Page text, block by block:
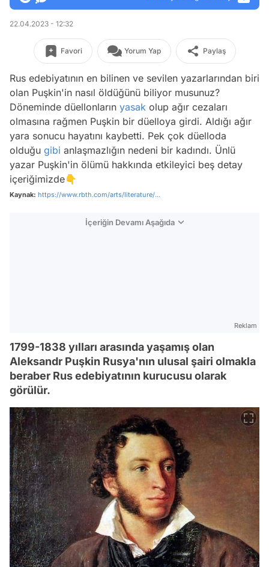
22.04.2023 - 12:32
Favori Yorum Yap Paylaş
Rus edebiyatının en bilinen ve sevilen yazarlarından biri
olan Puşkin'in nasıl öldüğünü biliyor musunuz?
Döneminde düellonların yasak olup ağır cezaları
olmasına rağmen Puşkin bir düelloya girdi. Aldığı ağır
yara sonucu hayatını kaybetti. Pek çok düelloda
olduğu gibi anlaşmazlığın nedeni bir kadındı. Ünlü
yazar Puşkin'in ölümü hakkında etkileyici beş detay
içeriğimizde👇
Kaynak: https://www.rbth.com/arts/literature/...
İçeriğin Devamı Aşağıda
Reklam
1799-1838 yılları arasında yaşamış olan
Aleksandr Puşkin Rusya'nın ulusal şairi olmakla
beraber Rus edebiyatının kurucusu olarak
görülür.